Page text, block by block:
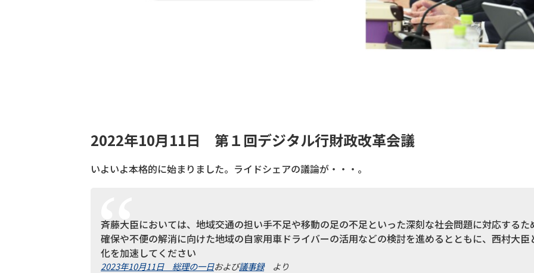
2022年10月11日 第１回デジタル行財政改革会議
いよいよ本格的に始まりました。ライドシェアの議論が・・・。
斉藤大臣においては、地域交通の担い手不足や移動の足の不足といった深刻な社会問題に対応する
確保や不便の解消に向けた地域の自家用車ドライバーの活用などの検討を進めるとともに、西村大
化を加速してください
2023年10月11日 総理の一日および議事録より